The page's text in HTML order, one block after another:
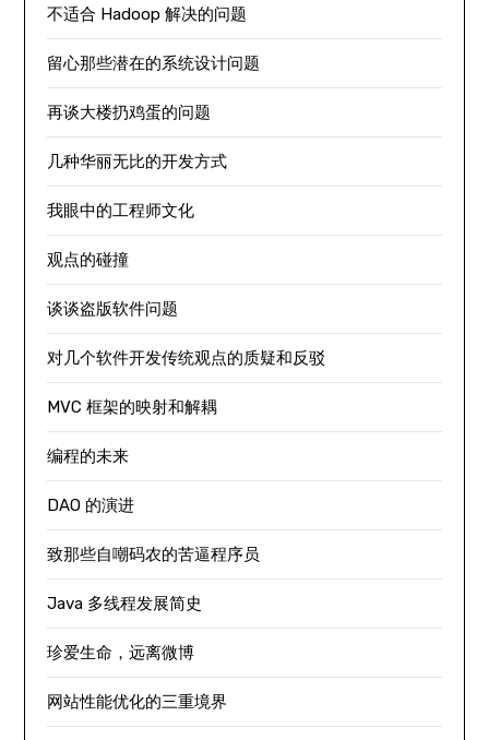
不适合 Hadoop 解决的问题
留心那些潜在的系统设计问题
再谈大楼扔鸡蛋的问题
几种华丽无比的开发方式
我眼中的工程师文化
观点的碰撞
谈谈盗版软件问题
对几个软件开发传统观点的质疑和反驳
MVC 框架的映射和解耦
编程的未来
DAO 的演进
致那些自嘲码农的苦逼程序员
Java 多线程发展简史
珍爱生命，远离微博
网站性能优化的三重境界